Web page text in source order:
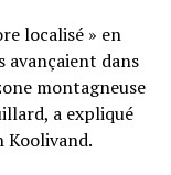
localisé » en
avançaient dans
montagneuse
a expliqué
Koolivand.